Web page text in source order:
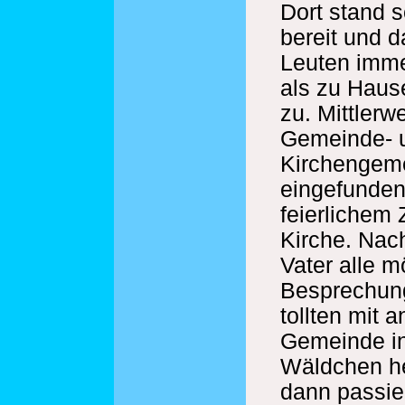
Dort stand
bereit und
Leuten
als zu
zu.
Gemeinde-
feierlichem
Kirche.
Vater alle
tollten mit
Gemeinde
Wäldchen
dann